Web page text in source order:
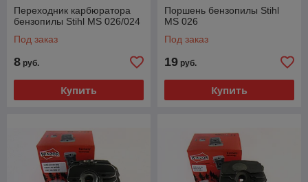
Переходник карбюратора
бензопилы Stihl MS 026/024
Под заказ
8 руб.
Купить
Поршень бензопилы Stihl
MS 026
Под заказ
19 руб.
Купить